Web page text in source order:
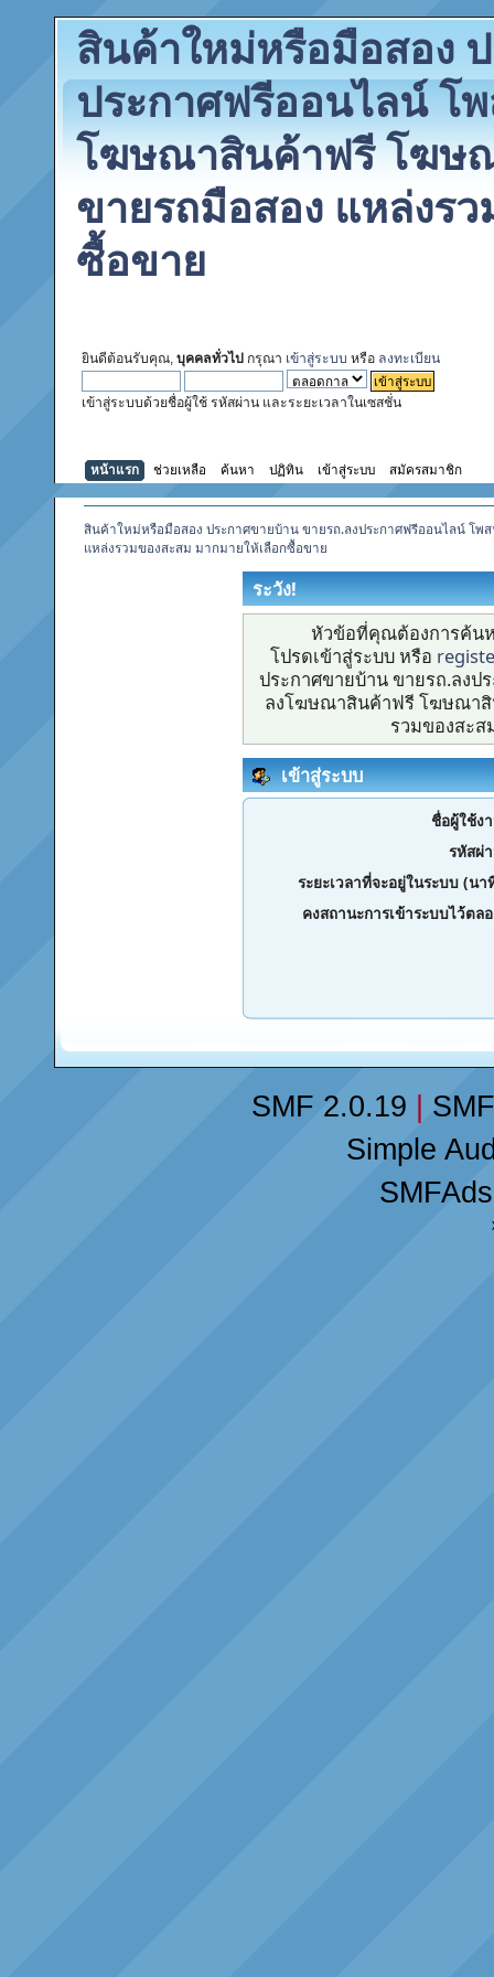
สินค้าใหม่หรือมือสอง
ประกาศฟรีออนไลน์ โ
โฆษณาสินค้าฟรี โฆษ
ขายรถมือสอง แหล่งร
ซื้อขาย
ยินดีต้อนรับคุณ, บุคคลทั่วไป กรุณา เข้าสู่ระบบ หรือ ลงทะเบียน
เข้าสู่ระบบด้วยชื่อผู้ใช้ รหัสผ่าน และระยะเวลาในเซสชั่น
หน้าแรก ช่วยเหลือ ค้นหา ปฏิทิน เข้าสู่ระบบ สมัครสมาชิก
สินค้าใหม่หรือมือสอง ประกาศขายบ้าน ขายรถ.ลงประกาศฟรีออนไลน์
แหล่งรวมของสะสม มากมายให้เลือกซื้อขาย
ระวัง!
หัวข้อที่คุณต้องการค้น
โปรดเข้าสู่ระบบ หรือ
ประกาศขายบ้าน ขายรถ.ลง
ลงโฆษณาสินค้าฟรี โฆษณา
รวมของสะส
เข้าสู่ระบบ
ชื่อผู้ใช้ง
รหัสผ่
ระยะเวลาที่จะอยู่ในระบบ (นา
คงสถานะการเข้าระบบไว้ตล
SMF 2.0.19
Simple
SMFAds